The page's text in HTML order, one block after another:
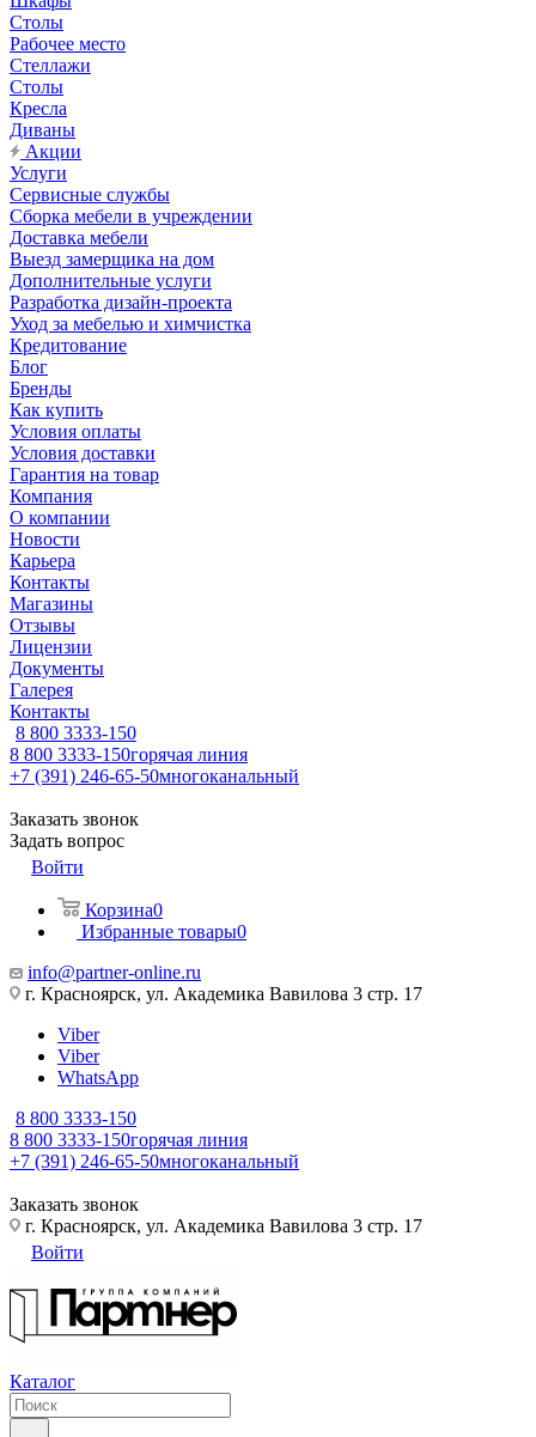
Столы
Рабочее место
Стеллажи
Столы
Кресла
Диваны
Акции
Услуги
Сервисные службы
Сборка мебели в учреждении
Доставка мебели
Выезд замерщика на дом
Дополнительные услуги
Разработка дизайн-проекта
Уход за мебелью и химчистка
Кредитование
Блог
Бренды
Как купить
Условия оплаты
Условия доставки
Гарантия на товар
Компания
О компании
Новости
Карьера
Контакты
Магазины
Отзывы
Лицензии
Документы
Галерея
Контакты
8 800 3333-150
8 800 3333-150горячая линия
+7 (391) 246-65-50многоканальный
Заказать звонок
Задать вопрос
Войти
Корзина0
Избранные товары0
info@partner-online.ru
г. Красноярск, ул. Академика Вавилова 3 стр. 17
Viber
Viber
WhatsApp
8 800 3333-150
8 800 3333-150горячая линия
+7 (391) 246-65-50многоканальный
Заказать звонок
г. Красноярск, ул. Академика Вавилова 3 стр. 17
Войти
Каталог